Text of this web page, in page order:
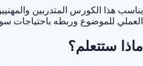
يناسب هذا الكورس المتدربين
العملي للموضوع وربطه باحتياجات
ماذا ستتعلم؟